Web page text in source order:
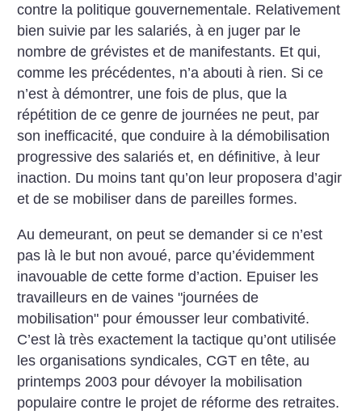
contre la politique gouvernementale. Relativement
bien suivie par les salariés, à en juger par le
nombre de grévistes et de manifestants. Et qui,
comme les précédentes, n’a abouti à rien. Si ce
n’est à démontrer, une fois de plus, que la
répétition de ce genre de journées ne peut, par
son inefficacité, que conduire à la démobilisation
progressive des salariés et, en définitive, à leur
inaction. Du moins tant qu’on leur proposera d’agir
et de se mobiliser dans de pareilles formes.
Au demeurant, on peut se demander si ce n’est
pas là le but non avoué, parce qu’évidemment
inavouable de cette forme d’action. Epuiser les
travailleurs en de vaines "journées de
mobilisation" pour émousser leur combativité.
C’est là très exactement la tactique qu’ont utilisée
les organisations syndicales, CGT en tête, au
printemps 2003 pour dévoyer la mobilisation
populaire contre le projet de réforme des retraites.